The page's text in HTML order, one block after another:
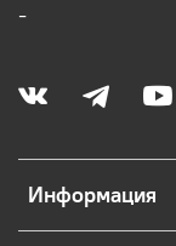
Информация
-